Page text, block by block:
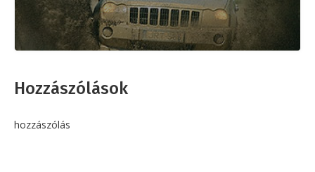
Hozzászólások
hozzászólás